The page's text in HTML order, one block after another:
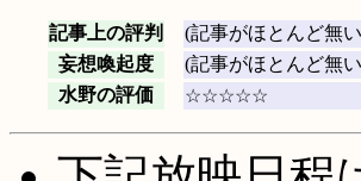
記事上の評判
(記事がほとんど無
妄想喚起度
(記事がほとんど無
水野の評価
☆☆☆☆☆